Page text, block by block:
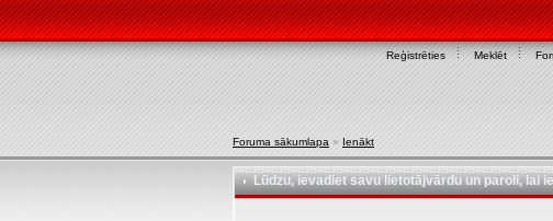
Reģistrēties Meklēt
Foruma sākumlapa » Ienākt
Lūdzu, ievadiet savu lietotājvārdu un paroli, lai